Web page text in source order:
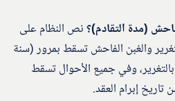
نص النظام على
والغبن الفاحش تسقط بمرور (سنة
وفي جميع الأحوال تسقط
إبرام العقد.